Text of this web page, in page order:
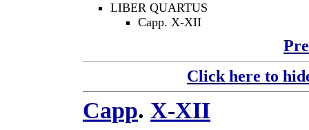
LIBER QUARTUS
Capp. X-XII
Click here to
Capp. X-XII